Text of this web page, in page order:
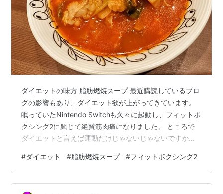
ダイエットの味方 脂肪燃焼スープ 最近購読しているブロ
グの影響もあり、ダイエット欲が上がってきています。
眠っていたNintendo Switchも久々に起動し、フィットボ
クシング2に興じて絶賛筋肉痛になりました。 ところで
ダイエットと言えば運動だけじゃないじゃないですか。
ったらやはり『脂肪燃焼スープ』だと思います。一時期
だいぶ流行りましたよね。 何と言っても名前が凄いです
ね。脂肪燃焼スープですよ。 セロリだのキャベツだのが
#ダイエット #脂肪燃焼スープ #フィットボクシング2